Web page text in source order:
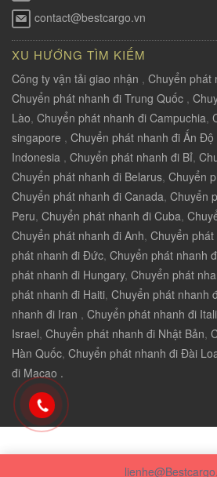
contact@bestcargo.vn
XU HƯỚNG TÌM KIẾM
Công ty vận tải giao nhận , Chuyển phát
Chuyển phát nhanh đi Trung Quốc ,
Lào, Chuyển phát nhanh đi Campuchia,
singapore , Chuyển phát nhanh đi Ấn Độ
Indonesia , Chuyển phát nhanh đi Bỉ,
Chuyển phát nhanh đi Belarus, Chuyển
Chuyển phát nhanh đi Canada, Chuyển
Peru, Chuyển phát nhanh đi Cuba,
Chuyển phát nhanh đi Anh, Chuyển
phát nhanh đi Đức, Chuyển phát nhanh
phát nhanh đi Hungary, Chuyển phát
phát nhanh đi Haiti, Chuyển phát nhanh
nhanh đi Iran , Chuyển phát nhanh đi
Israel, Chuyển phát nhanh đi Nhật Bản,
Hàn Quốc, Chuyển phát nhanh đi Đài
đi Macao .